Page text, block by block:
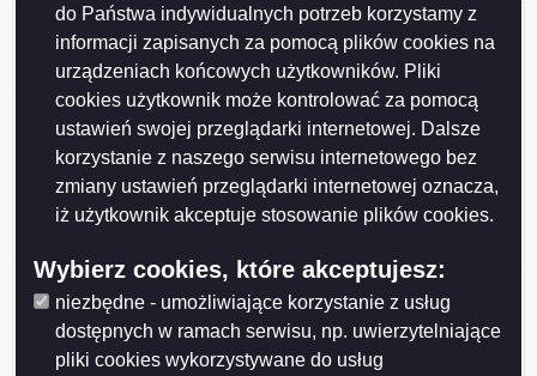
do Państwa indywidualnych potrzeb korzystamy z
informacji zapisanych za pomocą plików cookies na
urządzeniach końcowych użytkowników. Pliki
cookies użytkownik może kontrolować za pomocą
ustawień swojej przeglądarki internetowej. Dalsze
korzystanie z naszego serwisu internetowego bez
zmiany ustawień przeglądarki internetowej oznacza,
iż użytkownik akceptuje stosowanie plików cookies.
Wybierz cookies, które akceptujesz:
niezbędne - umożliwiające korzystanie z usług
dostępnych w ramach serwisu, np. uwierzytelniające
pliki cookies wykorzystywane do usług
Informacja Dotacje przyznane po rozpatrzeniu
wniosków klubów sportowych złożonych przez kluby z
własnej inicjatywy z 19.08.2016 r.
Informacja Ogłoszenie Prezesa Zarządu Budynków
Mieszkalnych ws. naboru kandydatów na
Nabywców/Najemców lokali znajdujących się w
wielorodzinnym budynku mieszkalnym zlokalizowanym
w Suwałkach przy ul. Pułaskiego na działce o nr
Informacja Informacja Dotacja przyznana po
rozpatrzeniu wniosku klubu sportowego złożonego
przez klub z własnej inicjatywy zgodnie z uchwałą nr
XXXVII/396/2013 Rady Miejskiej w Suwałkach z dnia